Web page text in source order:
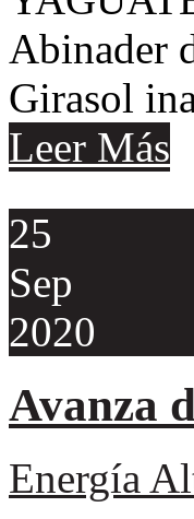
Abinader
Girasol
Leer Más
25
Sep
2020
Avanza
Energía